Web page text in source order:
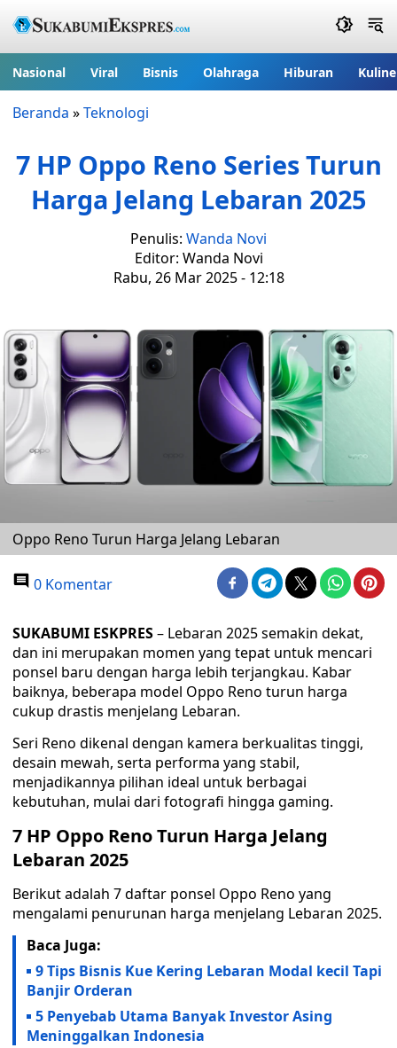
Nasional Viral Bisnis Olahraga Hiburan
Beranda »Teknologi
7 HP Oppo Reno Series Turun
Harga Jelang Lebaran 2025
Penulis: Wanda Novi
Editor: Wanda Novi
Rabu, 26 Mar 2025 - 12:18
Oppo Reno Turun Harga Jelang Lebaran
0 Komentar
SUKABUMI ESKPRES– Lebaran 2025 semakin dekat,
dan ini merupakan momen yang tepat untuk mencari
ponsel baru dengan harga lebih terjangkau. Kabar
baiknya, beberapa model Oppo Reno turun harga
cukup drastis menjelang Lebaran.
Seri Reno dikenal dengan kamera berkualitas tinggi,
desain mewah, serta performa yang stabil,
menjadikannya pilihan ideal untuk berbagai
kebutuhan, mulai dari fotografi hingga gaming.
7 HP Oppo Reno Turun Harga Jelang
Lebaran 2025
Berikut adalah 7 daftar ponsel Oppo Reno yang
mengalami penurunan harga menjelang Lebaran 2025.
Baca Juga:
9 Tips Bisnis Kue Kering Lebaran Modal kecil Tapi
Banjir Orderan
5 Penyebab Utama Banyak Investor Asing
Meninggalkan Indonesia